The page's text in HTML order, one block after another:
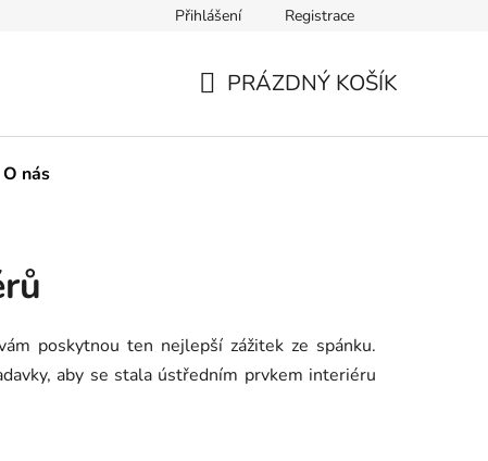
Metody plateb na našem webu O nás
Přihlášení Registrace
PRÁZDNÝ KOŠÍK
O nás
poskytnou ten nejlepší zážitek ze spánku.
aby se stala ústředním prvkem interiéru